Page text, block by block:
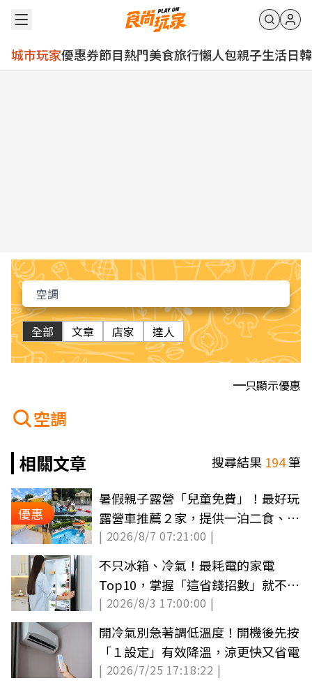
城市玩家優惠券節目熱門美食旅行懶人包親子生活日韓
全部 文章 店家 達人
只顯示優惠
空調
相關文章
搜尋結果 194筆
優惠
暑假親子露營「兒童免費」！最好玩
露營車推薦２家，提供一泊二食、暢
玩樂園
| 2026/8/7 07:21:00 |
不只冰箱、冷氣！最耗電的家電
Top10，掌握「這省錢招數」就不怕
吃電怪獸
| 2026/8/3 17:00:00 |
開冷氣別急著調低溫度！開機後先按
「１設定」有效降溫，涼更快又省電
| 2026/7/25 17:18:22 |